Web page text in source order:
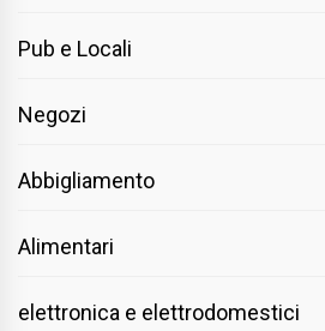
Pub e Locali
Negozi
Abbigliamento
Alimentari
elettronica e elettrodomestici